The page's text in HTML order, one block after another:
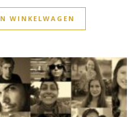
WINKELWAGEN